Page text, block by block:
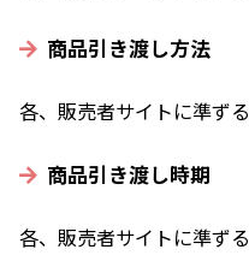
商品引き渡し方法
各、販売者サイトに準ずる
商品引き渡し時期
各、販売者サイトに準ずる